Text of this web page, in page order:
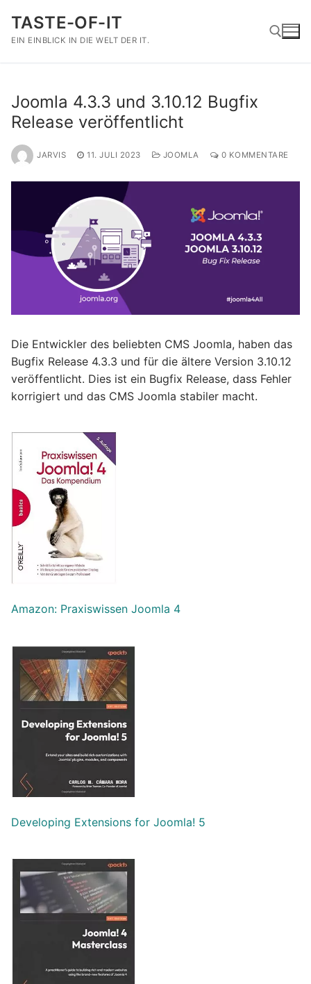
Inhalt
springen
TASTE-OF-IT
EIN EINBLICK IN DIE WELT DER IT.
Joomla 4.3.3 und 3.10.12 Bugfix
Release veröffentlicht
JARVIS 11. JULI 2023 JOOMLA 0 KOMMENTARE
Die Entwickler des beliebten CMS Joomla, haben das
Bugfix Release 4.3.3 und für die ältere Version 3.10.12
veröffentlicht. Dies ist ein Bugfix Release, dass Fehler
korrigiert und das CMS Joomla stabiler macht.
Amazon: Praxiswissen Joomla 4
Developing Extensions for Joomla! 5